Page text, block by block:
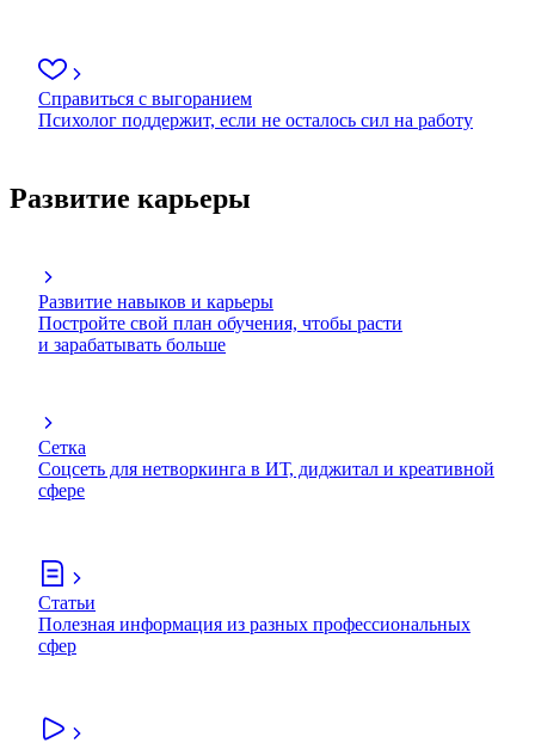
Справиться с выгоранием
Психолог поддержит, если не осталось сил на работу
Развитие карьеры
Развитие навыков и карьеры
Постройте свой план обучения, чтобы расти
и зарабатывать больше
Сетка
Соцсеть для нетворкинга в ИТ, диджитал и креативной
сфере
Статьи
Полезная информация из разных профессиональных
сфер